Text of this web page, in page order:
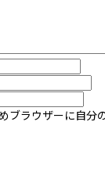
ブラウザーに自分